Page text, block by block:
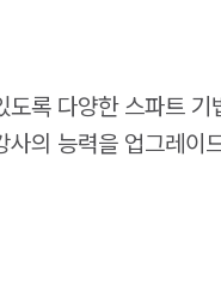
록 다양한 스파트
의 능력을 업그레이